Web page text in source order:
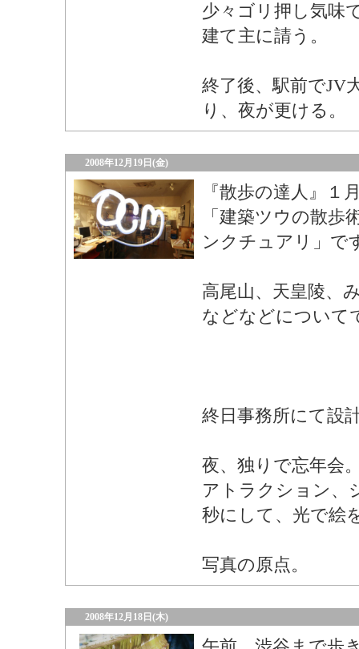
少々ゴリ押し気味
建て主に請う。
終了後、駅前でJV
り、夜が更ける。
2008年12月19日(金)
『散歩の達人』１
「建築ツウの散歩
ンクチュアリ」で
高尾山、天皇陵、
などなどについて
終日事務所にて設
夜、独りで忘年会
アトラクション、
秒にして、光で絵
写真の原点。
2008年12月18日(木)